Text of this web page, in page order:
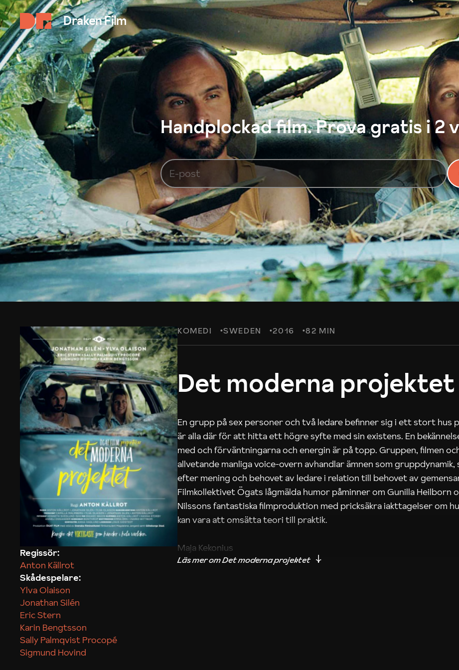
Draken Film
Handplockad film. Prova gratis i 2
KOMEDI SWEDEN 2016 82 MIN
Det moderna projektet
En grupp på sex personer och två ledare befinner sig i ett stort hus
är alla där för att hitta ett högre syfte med sin existens. En
med och förväntningarna och energin är på topp. Gruppen, filmen
allvetande manliga voice-overn avhandlar ämnen som gruppdynamik,
efter mening och behovet av ledare i relation till behovet av
Filmkollektivet Ögats lågmälda humor påminner om Gunilla Heilborn
Nilssons fantastiska filmproduktion med pricksäkra iakttagelser om
kan vara att omsätta teori till praktik.
Maja Kekonius
Regissör:
Anton Källrot
Skådespelare:
Ylva Olaison
Jonathan Silén
Eric Stern
Karin Bengtsson
Sally Palmqvist Procopé
Sigmund Hovind